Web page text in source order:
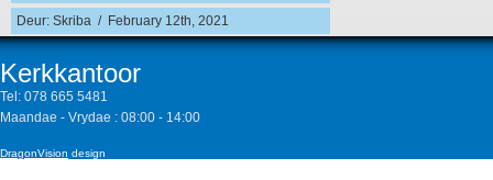
Deur: Skriba / February 12th, 2021
Kerkkantoor
Tel: 078 665 5481
Maandae - Vrydae : 08:00 - 14:00
DragonVision design